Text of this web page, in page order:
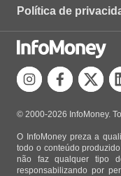
Política de
© 2000-2026 InfoMoney.
O InfoMoney preza a
todo o conteúdo
não faz qualquer tipo
responsabilizando por